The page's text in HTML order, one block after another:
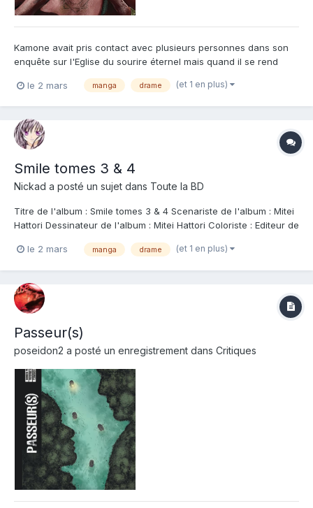
Kamone avait pris contact avec plusieurs personnes dans son
enquête sur l'Eglise du sourire éternel mais quand il se rend
entraîne des innocents vers la mort, il décide d’abandonner et il
le 2 mars manga drame (et 1 en plus)
Smile tomes 3 & 4
Nickad a posté un sujet dans Toute la BD
Titre de l'album : Smile tomes 3 & 4 Scenariste de l'album : Mitei
Hattori Dessinateur de l'album : Mitei Hattori Coloriste : Editeur de
détruire l'Église du Sourire Éternel, Uozumi trouve un allié de
le 2 mars manga drame (et 1 en plus)
Passeur(s)
poseidon2 a posté un enregistrement dans Critiques